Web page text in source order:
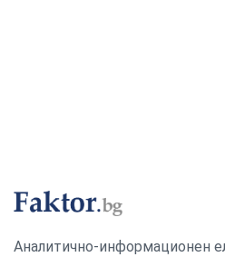
Аналитично-информационен